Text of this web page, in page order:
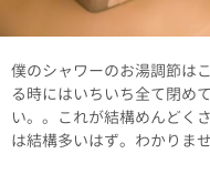
僕のシャワーのお湯調節は
る時にはいちいち全て閉め
い。。これが結構めんどく
は結構多いはず。わかりま